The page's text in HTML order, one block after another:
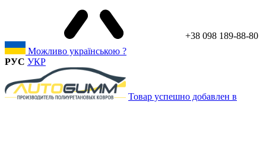
+38 098 189-88-80
Можливо українською ?
РУС УКР
Товар успешно добавлен в